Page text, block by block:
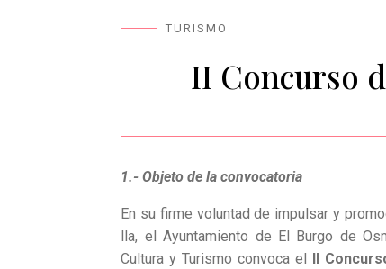
TURISMO
II Concurso
1.-Objeto de la convocatoria
En su firme voluntad de impulsar y
lla, el Ayuntamiento de El Burgo de
Cultura y Turismo convoca el
II